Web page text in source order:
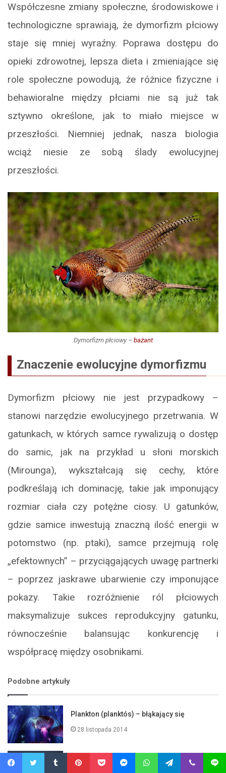
Współczesne zmiany społeczne, środowiskowe i
technologiczne sprawiają, że dymorfizm płciowy
staje się mniej wyraźny. Poprawa dostępu do
opieki zdrowotnej, lepsza dieta i zmieniające się
role społeczne powodują, że różnice fizyczne i
behawioralne między płciami nie są już tak
sztywno określone, jak to miało miejsce w
przeszłości. Niemniej jednak, nasza biologia
wciąż niesie ze sobą ślady ewolucyjnej
przeszłości.
Dymorfizm płciowy – bażant
Znaczenie ewolucyjne dymorfizmu
Dymorfizm płciowy nie jest przypadkowy –
stanowi narzędzie ewolucyjnego przetrwania. W
gatunkach, w których samce rywalizują o dostęp
do samic, jak na przykład u słoni morskich
(Mirounga), wykształcają się cechy, które
podkreślają ich dominację, takie jak imponujący
rozmiar ciała czy potężne ciosy. U gatunków,
gdzie samice inwestują znaczną ilość energii w
potomstwo (np. ptaki), samce przejmują rolę
„efektownych” – przyciągających uwagę partnerki
– poprzez jaskrawe ubarwienie czy imponujące
pokazy. Takie rozróżnienie ról płciowych
maksymalizuje sukces reprodukcyjny gatunku,
równocześnie balansując konkurencję i
współpracę między osobnikami.
Podobne artykuły
Plankton (planktós) – błąkający się
28 listopada 2014
Niezwykłe ptasie jajo